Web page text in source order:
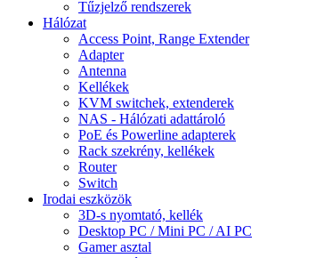
Tűzjelző rendszerek
Hálózat
Access Point, Range Extender
Adapter
Antenna
Kellékek
KVM switchek, extenderek
NAS - Hálózati adattároló
PoE és Powerline adapterek
Rack szekrény, kellékek
Router
Switch
Irodai eszközök
3D-s nyomtató, kellék
Desktop PC / Mini PC / AI PC
Gamer asztal